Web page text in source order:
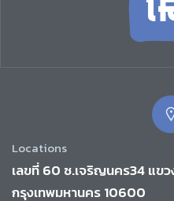
Locations
เลขที่ 60 ซ.เจริญนคร34 แข
กรุงเทพมหานคร 10600